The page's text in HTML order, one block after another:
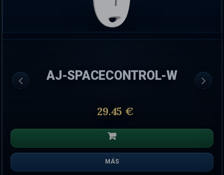
AJ-SPACECONTROL-W
29.45 €
MÁS